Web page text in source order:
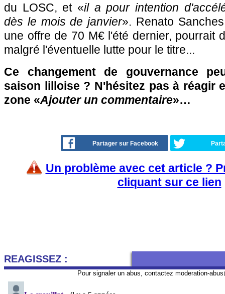
du LOSC, et «il a pour intention
dès le mois de janvier». Renato
une offre de 70 M€ l'été dernier, pourrait
malgré l'éventuelle lutte pour le titre...
Ce changement de gouvernance
saison lilloise ? N'hésitez pas à réagir
zone «Ajouter un commentaire»…
Partager sur Facebook
Un problème avec cet article ?
cliquant sur ce lien
REAGISSEZ :
Pour signaler un abus, contactez moderation-